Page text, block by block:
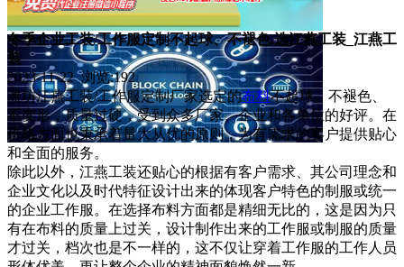
冬季企业工装/工作服定制不起球、不褪色,选江燕工装_江燕工
装
2023-11-22 浏览:192
潍坊江燕工装/工作服定制厂家选定的布料不起球、不褪色、
不变形，质量过硬，受到众多厂家、企业和各单位的好评。在
价格方面也秉承着量大从优的原则，为有需求的客户提供贴心
和全面的服务。
除此以外，江燕工装还贴心的根据有客户需求、其公司理念和
企业文化以及时代特征设计出来的体现客户特色的制服或统一
的企业工作服。在选择布料方面都是精细无比的，这是因为只
有在布料的质量上过关，设计制作出来的工作服或制服的质量
才过关，档次也是不一样的，这不仅让穿着工作服的工作人员